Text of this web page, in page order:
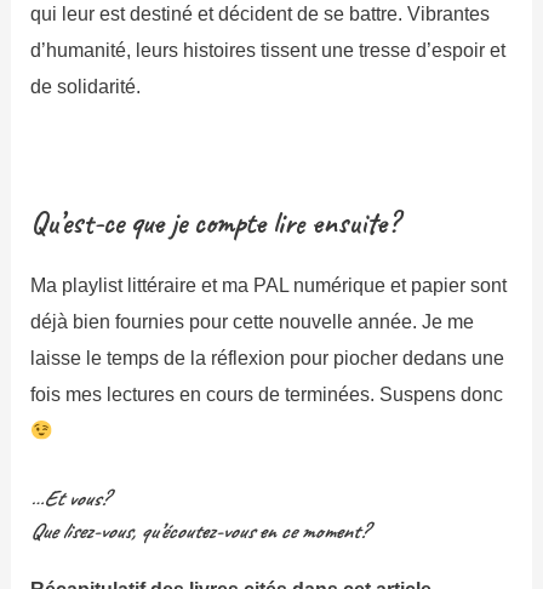
qui leur est destiné et décident de se battre. Vibrantes
d’humanité, leurs histoires tissent une tresse d’espoir et
de solidarité.
Qu’est-ce que je compte lire ensuite?
Ma playlist littéraire et ma PAL numérique et papier sont
déjà bien fournies pour cette nouvelle année. Je me
laisse le temps de la réflexion pour piocher dedans une
fois mes lectures en cours de terminées. Suspens donc
…Et vous?
Que lisez-vous, qu’écoutez-vous en ce moment?